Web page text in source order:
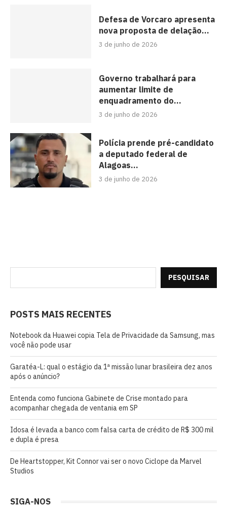
Defesa de Vorcaro apresenta
nova proposta de delação...
3 de junho de 2026
Governo trabalhará para
aumentar limite de
enquadramento do...
3 de junho de 2026
Polícia prende pré-candidato
a deputado federal de
Alagoas...
3 de junho de 2026
PESQUISAR
POSTS MAIS RECENTES
Notebook da Huawei copia Tela de Privacidade da Samsung, mas
você não pode usar
Garatéa-L: qual o estágio da 1ª missão lunar brasileira dez anos
após o anúncio?
Entenda como funciona Gabinete de Crise montado para
acompanhar chegada de ventania em SP
Idosa é levada a banco com falsa carta de crédito de R$ 300 mil
e dupla é presa
De Heartstopper, Kit Connor vai ser o novo Ciclope da Marvel
Studios
SIGA-NOS